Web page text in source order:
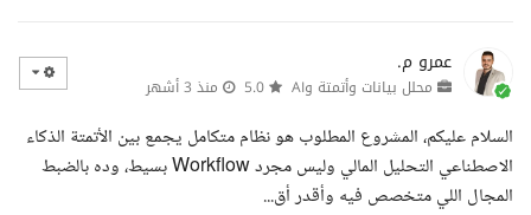
عمرو م.
محلل بيانات وأتمتة وAI منذ 3 أشهر
السلام عليكم، المشروع المطلوب هو نظام متكامل يجمع بين الأتمتة الذكاء
الاصطناعي التحليل المالي وليس مجرد Workflow بسيط، وده بالضبط
المجال اللي متخصص فيه وأقدر أق...